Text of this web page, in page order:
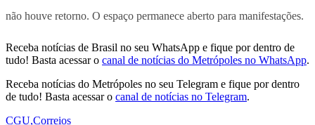
não houve retorno. O espaço permanece aberto para manifestações.
Receba notícias de Brasil no seu WhatsApp e fique por dentro de
tudo! Basta acessar o canal de notícias do Metrópoles no WhatsApp.
Receba notícias do Metrópoles no seu Telegram e fique por dentro
de tudo! Basta acessar o canal de notícias no Telegram.
CGU,Correios